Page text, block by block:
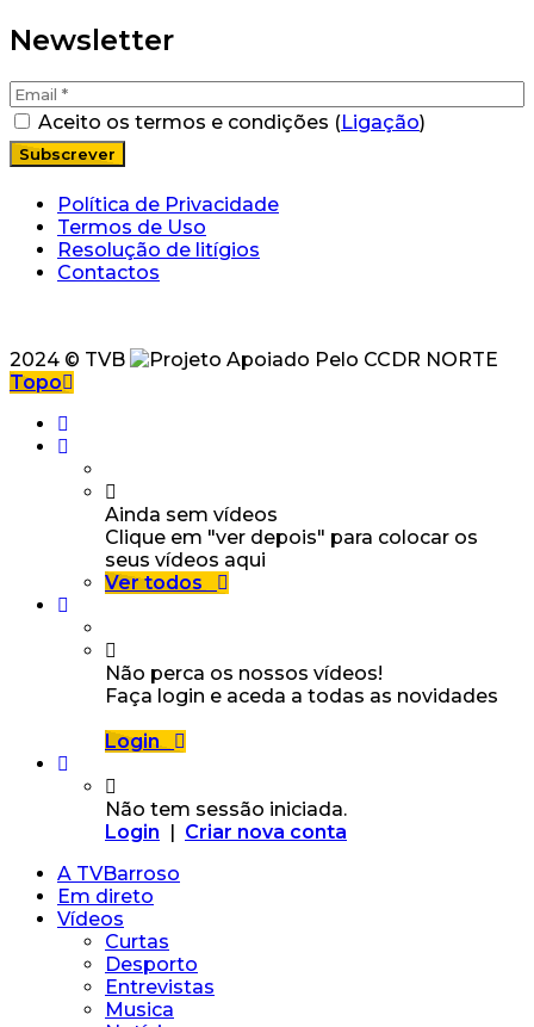
Newsletter
Aceito os termos e condições (Ligação)
Política de Privacidade
Termos de Uso
Resolução de litígios
Contactos
2024 © TVB
Topo
Ainda sem vídeos
Clique em "ver depois" para colocar os
seus vídeos aqui
Ver todos
Não perca os nossos vídeos!
Faça login e aceda a todas as novidades
Login
Não tem sessão iniciada.
Login | Criar nova conta
A TVBarroso
Em direto
Vídeos
Curtas
Desporto
Entrevistas
Musica